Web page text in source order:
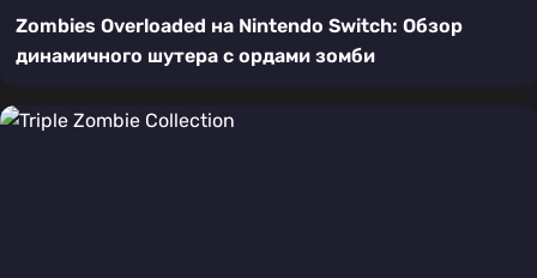
Zombies Overloaded на Nintendo Switch: Обзор
динамичного шутера с ордами зомби